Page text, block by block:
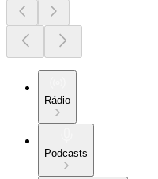
Rádio
Podcasts